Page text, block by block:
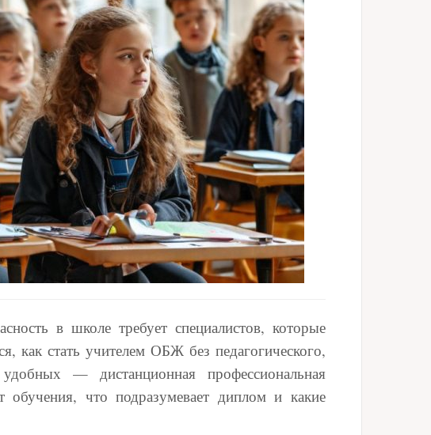
в школе требует специалистов, которые
как стать учителем ОБЖ без педагогического,
— дистанционная профессиональная
что подразумевает диплом и какие